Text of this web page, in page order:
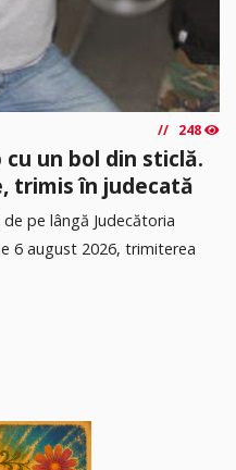
248
un bol din sticlă.
trimis în judecată
pe lângă Judecătoria
6 august 2026, trimiterea